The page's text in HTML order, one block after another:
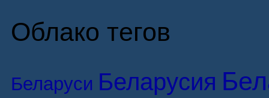
Облако тегов
Беларуси Беларусия